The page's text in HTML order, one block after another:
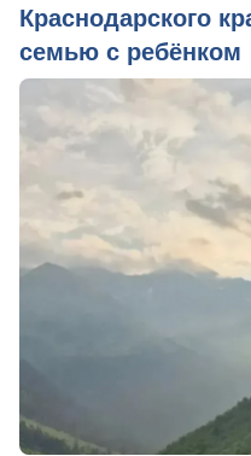
Краснодарского
семью с ребёнком